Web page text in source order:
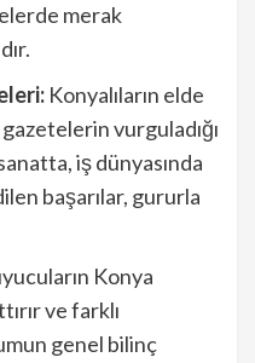
merak
Konyalıların elde
vurguladığı
iş dünyasında
başarılar, gururla
Konya
ve farklı
genel bilinç